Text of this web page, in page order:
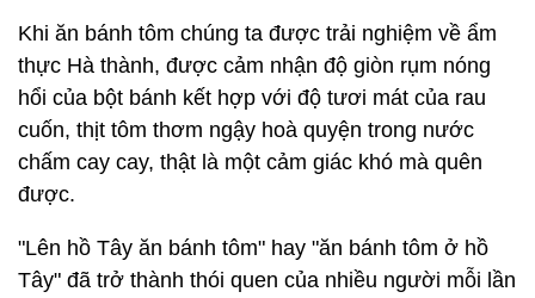
Khi ăn bánh tôm chúng ta được trải nghiệm về ẩm
thực Hà thành, được cảm nhận độ giòn rụm nóng
hổi của bột bánh kết hợp với độ tươi mát của rau
cuốn, thịt tôm thơm ngậy hoà quyện trong nước
chấm cay cay, thật là một cảm giác khó mà quên
được.
"Lên hồ Tây ăn bánh tôm" hay "ăn bánh tôm ở hồ
Tây" đã trở thành thói quen của nhiều người mỗi lần